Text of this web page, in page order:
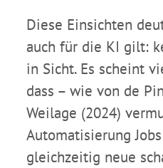
Diese Einsichten
auch für die KI gilt:
in Sicht. Es scheint
dass – wie von de
Weilage (2024)
Automatisierung
gleichzeitig neue